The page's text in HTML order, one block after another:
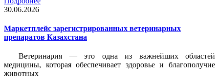
30.06.2026
Маркетплейс зарегистрированных ветеринарных
препаратов Казахстана
Ветеринария — это одна из важнейших областей
медицины, которая обеспечивает здоровье и благополучие
животных